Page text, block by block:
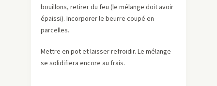
bouillons, retirer du feu (le mélange doit avoir
épaissi). Incorporer le beurre coupé en
parcelles.
Mettre en pot et laisser refroidir. Le mélange
se solidifiera encore au frais.